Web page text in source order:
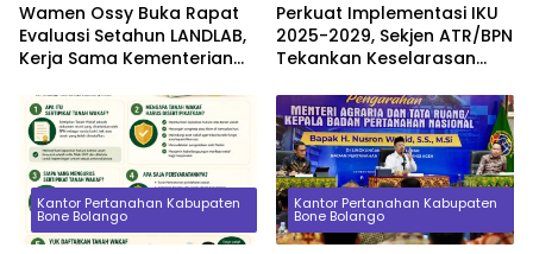
Wamen Ossy Buka Rapat
Evaluasi Setahun LANDLAB,
Kerja Sama Kementerian
Perkuat Implementasi IKU
2025-2029, Sekjen ATR/BPN
Tekankan Keselarasan
Daerah
Kantor Pertanahan Kabupaten
Bone Bolango
Kantor Pertanahan Kabupaten
Bone Bolango